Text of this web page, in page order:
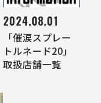
2024.08.01
「催涙スプレー
トルネード20」
取扱店舗一覧